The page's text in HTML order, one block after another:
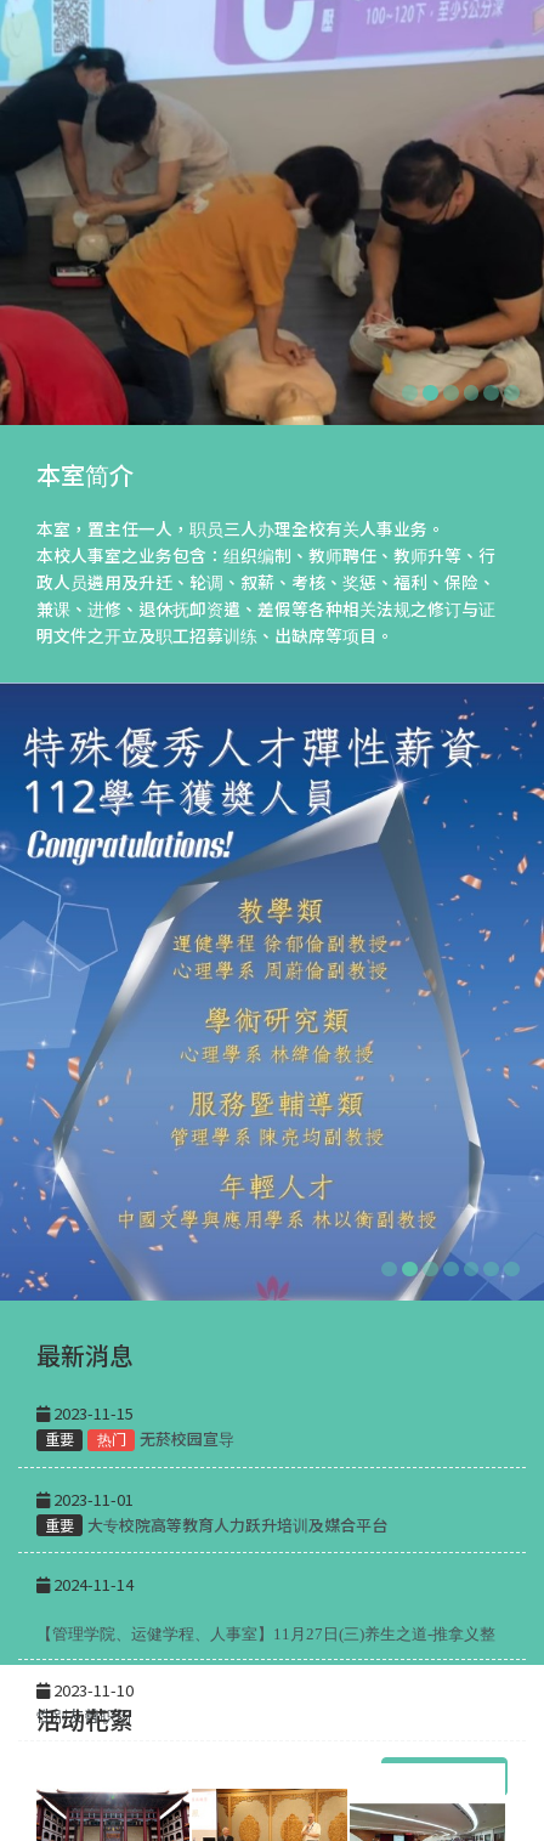
本室简介
本室，置主任一人，职员三人办理全校有关人事业务。
本校人事室之业务包含：组织编制、教师聘任、教师升等、行
政人员遴用及升迁、轮调、叙薪、考核、奖惩、福利、保险、
兼课、进修、退休抚卹资遣、差假等各种相关法规之修订与证
明文件之开立及职工招募训练、出缺席等项目。
最新消息
2023-11-15
重要 热门 无菸校园宣导
2023-11-01
重要 大专校院高等教育人力跃升培训及媒合平台
2024-11-14
【管理学院、运健学程、人事室】11月27日(三)养生之道-推拿义整
2023-11-10
性别友善职场
活动花絮